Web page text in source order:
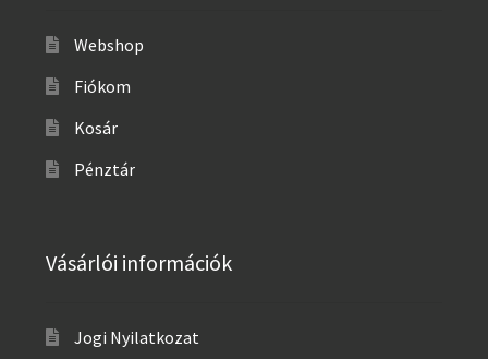
Webshop
Fiókom
Kosár
Pénztár
Vásárlói információk
Jogi Nyilatkozat